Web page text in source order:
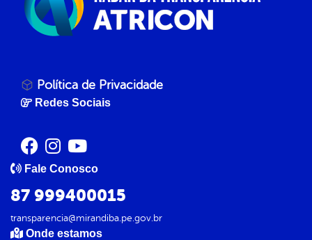
Política de Privacidade
Redes Sociais
Fale Conosco
87 999400015
transparencia@mirandiba.pe.gov.br
Onde estamos